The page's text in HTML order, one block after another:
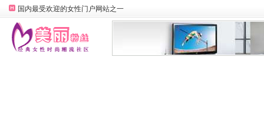
国内最受欢迎的女性门户网站之一